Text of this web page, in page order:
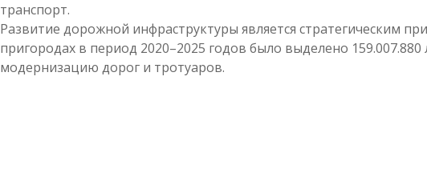
транспорт.
Развитие дорожной инфраструктуры является стратегическим
пригородах в период 2020–2025 годов было выделено
модернизацию дорог и тротуаров.